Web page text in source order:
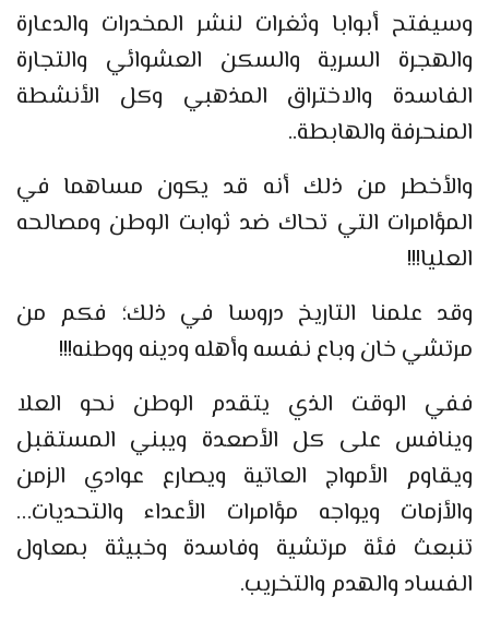
وسيفتح أبوابا وثغرات لنشر المخدرات والدعارة
والهجرة السرية والسكن العشوائي والتجارة
الفاسدة والاختراق المذهبي وكل الأنشطة
المنحرفة والهابطة..
والأخطر من ذلك أنه قد يكون مساهما في
المؤامرات التي تحاك ضد ثوابت الوطن ومصالحه
العليا!!!
وقد علمنا التاريخ دروسا في ذلك؛ فكم من
مرتشي خان وباع نفسه وأهله ودينه ووطنه!!!
ففي الوقت الذي يتقدم الوطن نحو العلا
وينافس على كل الأصعدة ويبني المستقبل
ويقاوم الأمواج العاتية ويصارع عوادي الزمن
والأزمات ويواجه مؤامرات الأعداء والتحديات…
تنبعث فئة مرتشية وفاسدة وخبيثة بمعاول
الفساد والهدم والتخريب.